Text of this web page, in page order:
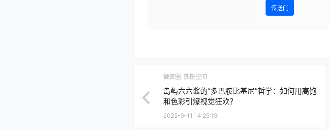
传送门
微密圈 铁粉空间
岛屿六六酱的“多巴胺比基尼”哲学：如何用高饱
和色彩引爆视觉狂欢？
2025-9-11 14:25:19